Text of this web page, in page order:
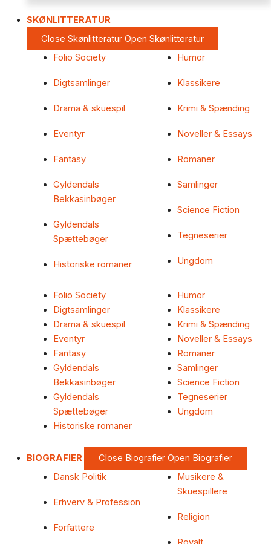
SKØNLITTERATUR
Close Skønlitteratur Open Skønlitteratur
Folio Society
Digtsamlinger
Drama & skuespil
Eventyr
Fantasy
Gyldendals
Bekkasinbøger
Gyldendals
Spættebøger
Historiske romaner
Humor
Klassikere
Krimi & Spænding
Noveller & Essays
Romaner
Samlinger
Science Fiction
Tegneserier
Ungdom
Folio Society
Digtsamlinger
Drama & skuespil
Eventyr
Fantasy
Gyldendals
Bekkasinbøger
Gyldendals
Spættebøger
Historiske romaner
Humor
Klassikere
Krimi & Spænding
Noveller & Essays
Romaner
Samlinger
Science Fiction
Tegneserier
Ungdom
BIOGRAFIER Close Biografier Open Biografier
Dansk Politik
Erhverv & Profession
Forfattere
Musikere &
Skuespillere
Religion